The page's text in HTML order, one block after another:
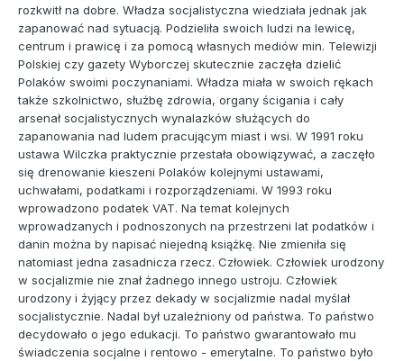
rozkwitł na dobre. Władza socjalistyczna wiedziała jednak jak
zapanować nad sytuacją. Podzieliła swoich ludzi na lewicę,
centrum i prawicę i za pomocą własnych mediów min. Telewizji
Polskiej czy gazety Wyborczej skutecznie zaczęła dzielić
Polaków swoimi poczynaniami. Władza miała w swoich rękach
także szkolnictwo, służbę zdrowia, organy ścigania i cały
arsenał socjalistycznych wynalazków służących do
zapanowania nad ludem pracującym miast i wsi. W 1991 roku
ustawa Wilczka praktycznie przestała obowiązywać, a zaczęło
się drenowanie kieszeni Polaków kolejnymi ustawami,
uchwałami, podatkami i rozporządzeniami. W 1993 roku
wprowadzono podatek VAT. Na temat kolejnych
wprowadzanych i podnoszonych na przestrzeni lat podatków i
danin można by napisać niejedną książkę. Nie zmieniła się
natomiast jedna zasadnicza rzecz. Człowiek. Człowiek urodzony
w socjalizmie nie znał żadnego innego ustroju. Człowiek
urodzony i żyjący przez dekady w socjalizmie nadal myślał
socjalistycznie. Nadal był uzależniony od państwa. To państwo
decydowało o jego edukacji. To państwo gwarantowało mu
świadczenia socjalne i rentowo - emerytalne. To państwo było